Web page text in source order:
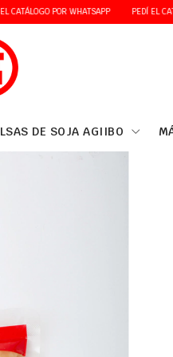
POR WHATSAPP PEDÍ EL CATÁLOGO
DE SOJA AGIIBO